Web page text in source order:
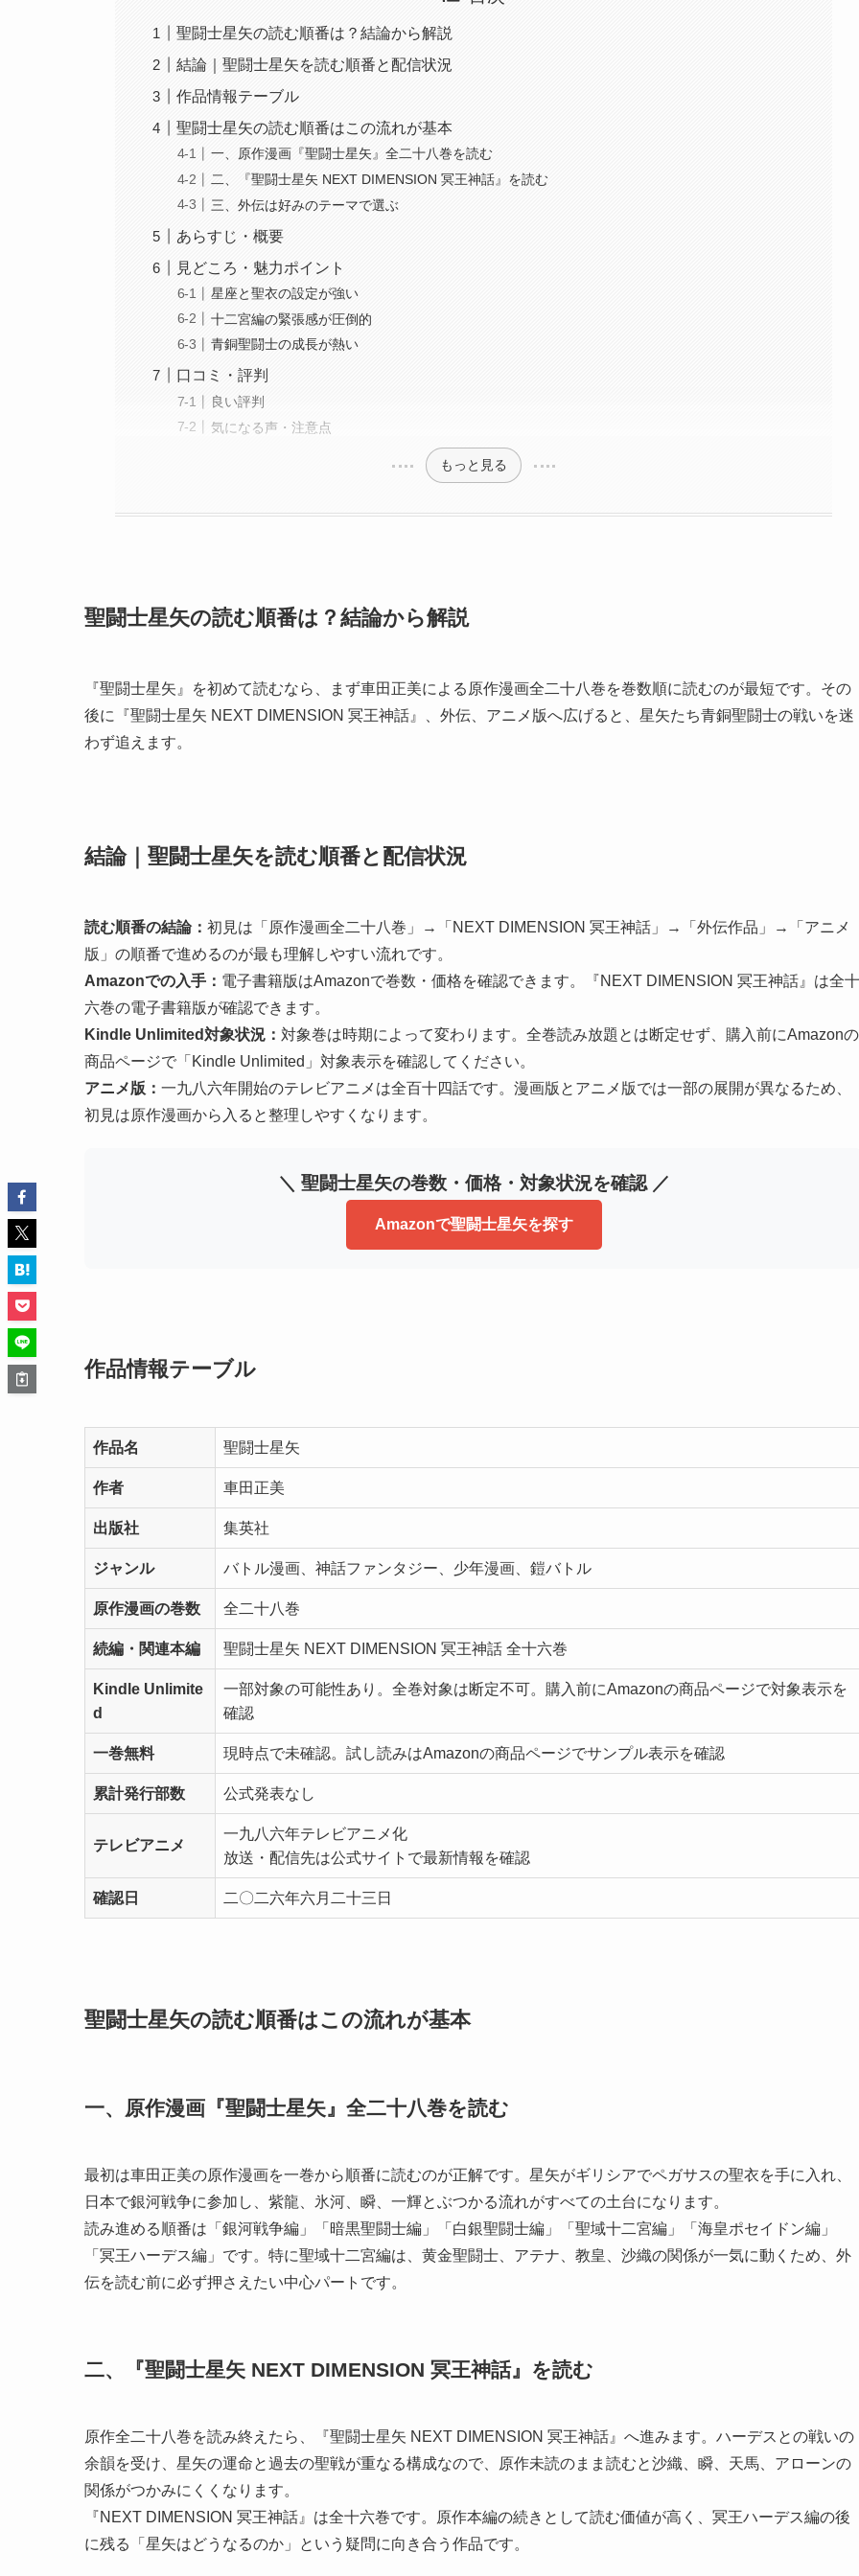
聖闘士星矢の読む順番は？結論から解説
結論｜聖闘士星矢を読む順番と配信状況
作品情報テーブル
聖闘士星矢の読む順番はこの流れが基本
一、原作漫画『聖闘士星矢』全二十八巻を読む
二、『聖闘士星矢 NEXT DIMENSION 冥王神話』を読む
三、外伝は好みのテーマで選ぶ
あらすじ・概要
見どころ・魅力ポイント
星座と聖衣の設定が強い
十二宮編の緊張感が圧倒的
青銅聖闘士の成長が熱い
口コミ・評判
良い評判
気になる声・注意点
もっと見る
聖闘士星矢の読む順番は？結論から解説
『聖闘士星矢』を初めて読むなら、まず車田正美による原作漫画全二十八巻を巻数順に読むのが最短です。その
後に『聖闘士星矢 NEXT DIMENSION 冥王神話』、外伝、アニメ版へ広げると、星矢たち青銅聖闘士の戦いを迷
わず追えます。
結論｜聖闘士星矢を読む順番と配信状況
読む順番の結論： 初見は「原作漫画全二十八巻」→「NEXT DIMENSION 冥王神話」→「外伝作品」→「アニメ
版」の順番で進めるのが最も理解しやすい流れです。
Amazonでの入手： 電子書籍版はAmazonで巻数・価格を確認できます。『NEXT DIMENSION 冥王神話』は全十
六巻の電子書籍版が確認できます。
Kindle Unlimited対象状況： 対象巻は時期によって変わります。全巻読み放題とは断定せず、購入前にAmazonの
商品ページで「Kindle Unlimited」対象表示を確認してください。
アニメ版： 一九八六年開始のテレビアニメは全百十四話です。漫画版とアニメ版では一部の展開が異なるため、
初見は原作漫画から入ると整理しやすくなります。
＼ 聖闘士星矢の巻数・価格・対象状況を確認 ／
Amazonで聖闘士星矢を探す
作品情報テーブル
作品名 聖闘士星矢
作者 車田正美
出版社 集英社
ジャンル バトル漫画、神話ファンタジー、少年漫画、鎧バトル
原作漫画の巻数 全二十八巻
続編・関連本編 聖闘士星矢 NEXT DIMENSION 冥王神話 全十六巻
Kindle Unlimite
d
一部対象の可能性あり。全巻対象は断定不可。購入前にAmazonの商品ページで対象表示を
確認
一巻無料 現時点で未確認。試し読みはAmazonの商品ページでサンプル表示を確認
累計発行部数 公式発表なし
テレビアニメ
一九八六年テレビアニメ化
放送・配信先は公式サイトで最新情報を確認
確認日 二〇二六年六月二十三日
聖闘士星矢の読む順番はこの流れが基本
一、原作漫画『聖闘士星矢』全二十八巻を読む
最初は車田正美の原作漫画を一巻から順番に読むのが正解です。星矢がギリシアでペガサスの聖衣を手に入れ、
日本で銀河戦争に参加し、紫龍、氷河、瞬、一輝とぶつかる流れがすべての土台になります。
読み進める順番は「銀河戦争編」「暗黒聖闘士編」「白銀聖闘士編」「聖域十二宮編」「海皇ポセイドン編」
「冥王ハーデス編」です。特に聖域十二宮編は、黄金聖闘士、アテナ、教皇、沙織の関係が一気に動くため、外
伝を読む前に必ず押さえたい中心パートです。
二、『聖闘士星矢 NEXT DIMENSION 冥王神話』を読む
原作全二十八巻を読み終えたら、『聖闘士星矢 NEXT DIMENSION 冥王神話』へ進みます。ハーデスとの戦いの
余韻を受け、星矢の運命と過去の聖戦が重なる構成なので、原作未読のまま読むと沙織、瞬、天馬、アローンの
関係がつかみにくくなります。
『NEXT DIMENSION 冥王神話』は全十六巻です。原作本編の続きとして読む価値が高く、冥王ハーデス編の後
に残る「星矢はどうなるのか」という疑問に向き合う作品です。